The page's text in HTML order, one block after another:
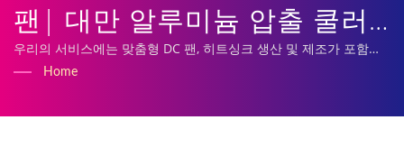
팬| 대만 알루미늄 압출 쿨러
제조업체 | EVERCOOL
우리의 서비스에는 맞춤형 DC 팬, 히트싱크 생산 및 제조가 포함됩
니다.
Home